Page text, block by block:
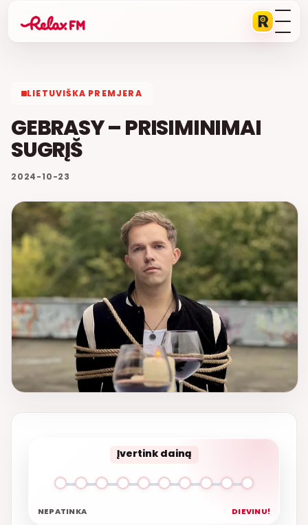
LIETUVIŠKA PREMJERA
GEBRASY – PRISIMINIMAI
SUGRĮŠ
2024-10-23
Įvertink dainą
NEPATINKA DIEVINU!